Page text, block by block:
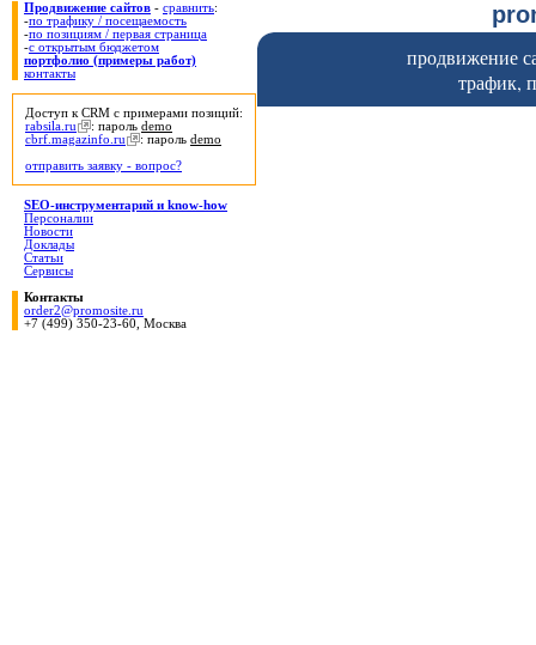
продвижение
трафик,
Продвижение сайтов - сравнить:
-по трафику / посещаемость
-по позициям / первая страница
-с открытым бюджетом
портфолио (примеры работ)
контакты
Доступ к CRM с примерами позиций:
rabsila.ru
: пароль demo
cbrf.magazinfo.ru
: пароль demo
отправить заявку - вопрос?
SEO-инструментарий и know-how
Персоналии
Новости
Доклады
Статьи
Сервисы
Контакты
order2@promosite.ru
+7 (499) 350-23-60, Москва